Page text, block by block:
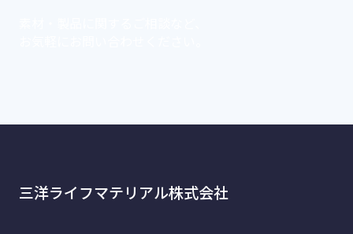
三洋ライフマテリアル株式会社